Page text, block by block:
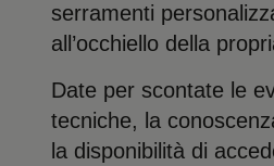
serramenti
all’occhiello della
Date per scontate le
tecniche, la
la disponibilità di